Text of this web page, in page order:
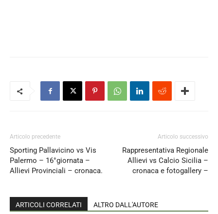
Articolo precedente
Sporting Pallavicino vs Vis
Palermo – 16°giornata –
Allievi Provinciali – cronaca.
Articolo successivo
Rappresentativa Regionale
Allievi vs Calcio Sicilia –
cronaca e fotogallery –
ARTICOLI CORRELATI ALTRO DALL'AUTORE